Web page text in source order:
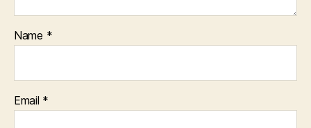
Name *
Email *